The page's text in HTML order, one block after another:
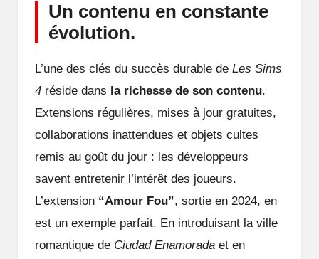
Un contenu en constante
évolution.
L’une des clés du succès durable de Les Sims
4 réside dans la richesse de son contenu.
Extensions régulières, mises à jour gratuites,
collaborations inattendues et objets cultes
remis au goût du jour : les développeurs
savent entretenir l’intérêt des joueurs.
L’extension “Amour Fou”, sortie en 2024, en
est un exemple parfait. En introduisant la ville
romantique de Ciudad Enamorada et en